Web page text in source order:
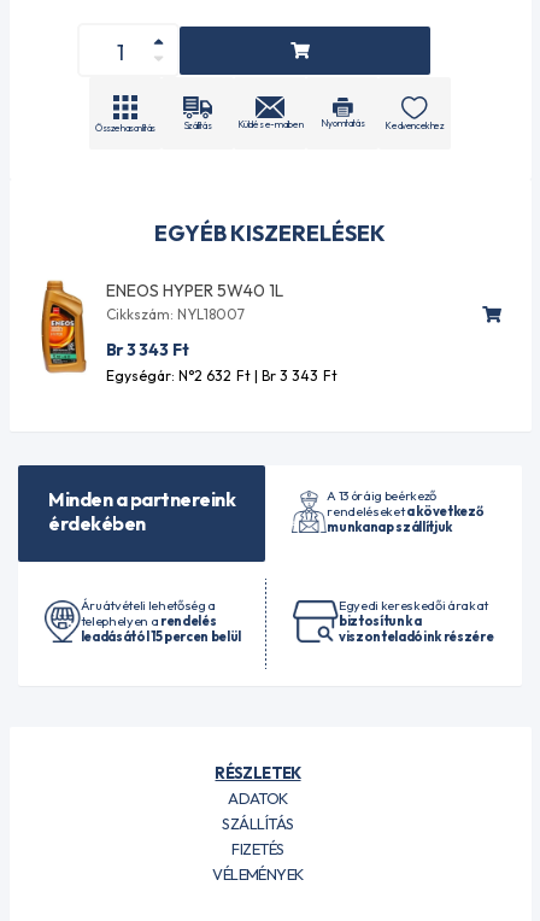
EGYÉB KISZERELÉSEK
ENEOS HYPER 5W40 1L
Cikkszám: NYL18007
Br 3 343 Ft
Egységár: N°2 632 Ft| Br 3 343 Ft
Összehasonlítás Szállítás Küldés e-mailben Nyomtatás Kedvencekhez
Minden a partnereink
érdekében
A 13 óráig beérkező
rendeléseketa következő
munkanap szállítjuk
Áruátvételi lehetőség a
telephelyen a rendelés
leadásától 15 percen belül
Egyedi kereskedői árakat
biztosítunk a
viszonteladóink részére
RÉSZLETEK
ADATOK
SZÁLLÍTÁS
FIZETÉS
VÉLEMÉNYEK